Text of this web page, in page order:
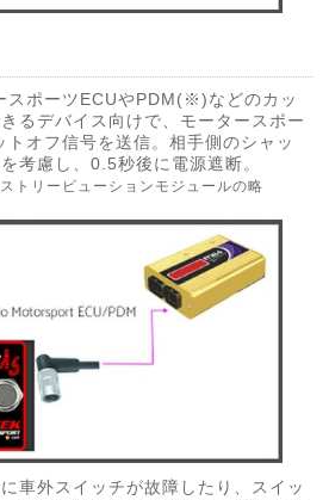
スポーツECUやPDM(※)などのカッ
るデバイス向けで、モータースポー
トオフ信号を送信。相手側のシャッ
考慮し、0.5秒後に電源遮断。
トリービューションモジュールの略
車外スイッチが故障したり、スイッ